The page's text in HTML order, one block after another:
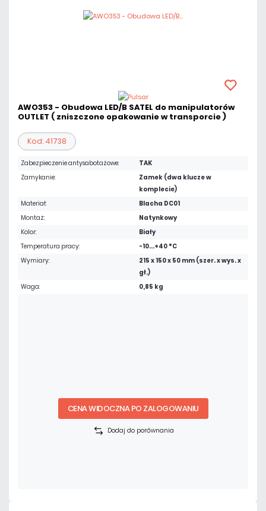
AWO353 - Obudowa LED/B SATEL do manipulatorów
OUTLET ( zniszczone opakowanie w transporcie )
Kod: 41738
Zabezpieczenie antysabotażowe:
TAK
Zamykanie:
Zamek (dwa klucze w
komplecie)
Materiał:
Blacha DC01
Montaż:
Natynkowy
Kolor:
Biały
Temperatura pracy:
-10...+40 °C
Wymiary:
215 x 150 x 50 mm (szer. x wys. x
gł.)
Waga:
0,85 kg
CENA WIDOCZNA PO ZALOGOWANIU
Dodaj do porównania